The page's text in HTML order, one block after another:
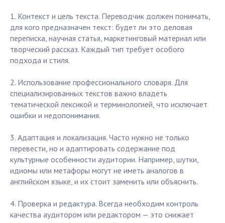
1. Контекст и цель текста. Переводчик должен понимать,
для кого предназначен текст: будет ли это деловая
переписка, научная статья, маркетинговый материал или
творческий рассказ. Каждый тип требует особого
подхода и стиля.
2. Использование профессионального словаря. Для
специализированных текстов важно владеть
тематической лексикой и терминологией, что исключает
ошибки и недопонимания.
3. Адаптация и локализация. Часто нужно не только
перевести, но и адаптировать содержание под
культурные особенности аудитории. Например, шутки,
идиомы или метафоры могут не иметь аналогов в
английском языке, и их стоит заменить или объяснить.
4. Проверка и редактура. Всегда необходим контроль
качества аудитором или редактором — это снижает